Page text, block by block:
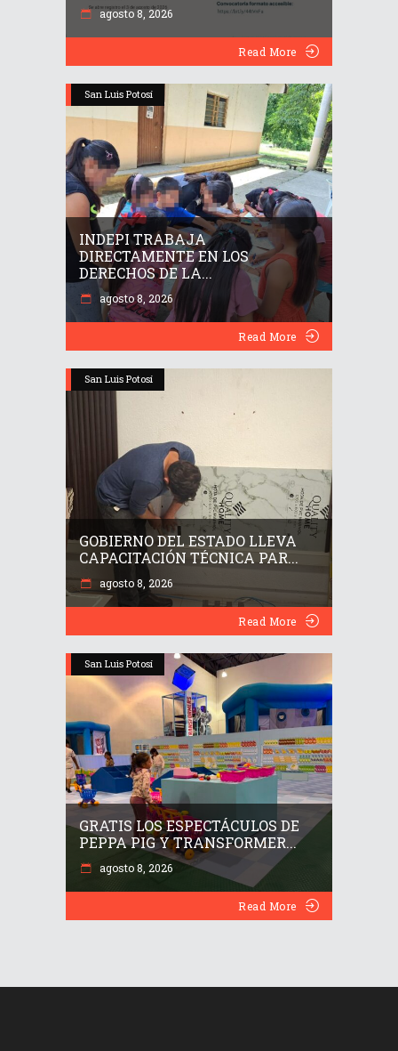
agosto 8, 2026
Read More
San Luis Potosí
INDEPI TRABAJA
DIRECTAMENTE EN LOS
DERECHOS DE LA...
agosto 8, 2026
Read More
San Luis Potosí
GOBIERNO DEL ESTADO LLEVA
CAPACITACIÓN TÉCNICA PAR...
agosto 8, 2026
Read More
San Luis Potosí
GRATIS LOS ESPECTÁCULOS DE
PEPPA PIG Y TRANSFORMER...
agosto 8, 2026
Read More